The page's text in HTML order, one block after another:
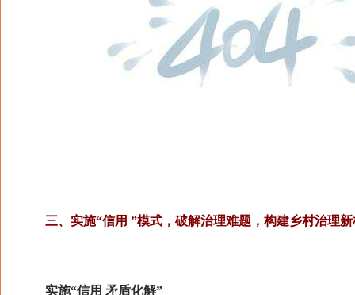
三、实施“信用 ”模式，破解治理难题，构建乡村治理新
实施“信用 矛盾化解”